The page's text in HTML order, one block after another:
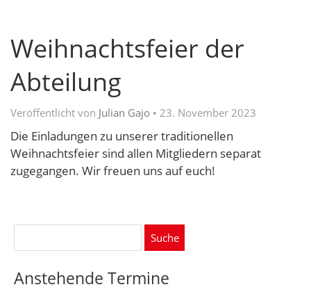
Weihnachtsfeier der
Abteilung
Veröffentlicht von Julian Gajo • 23. November 2023
Die Einladungen zu unserer traditionellen
Weihnachtsfeier sind allen Mitgliedern separat
zugegangen. Wir freuen uns auf euch!
Anstehende Termine